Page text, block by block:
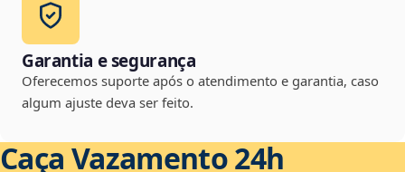
Garantia e segurança
Oferecemos suporte após o atendimento e garantia, caso
algum ajuste deva ser feito.
Caça Vazamento 24h